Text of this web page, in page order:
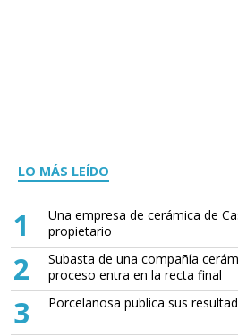
LO MÁS LEÍDO
1
Una empresa de cerámica de
propietario
2
Subasta de una compañía
proceso entra en la recta final
3 Porcelanosa publica sus